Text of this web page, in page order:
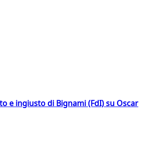
e ingiusto di Bignami (FdI) su Oscar